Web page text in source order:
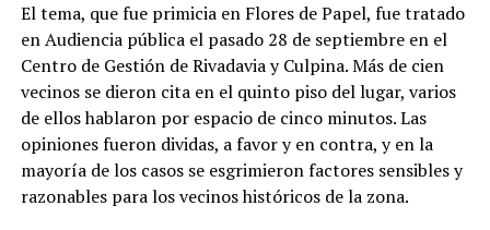
El tema, que fue primicia en Flores de Papel, fue tratado
en Audiencia pública el pasado 28 de septiembre en el
Centro de Gestión de Rivadavia y Culpina. Más de cien
vecinos se dieron cita en el quinto piso del lugar, varios
de ellos hablaron por espacio de cinco minutos. Las
opiniones fueron dividas, a favor y en contra, y en la
mayoría de los casos se esgrimieron factores sensibles y
razonables para los vecinos históricos de la zona.